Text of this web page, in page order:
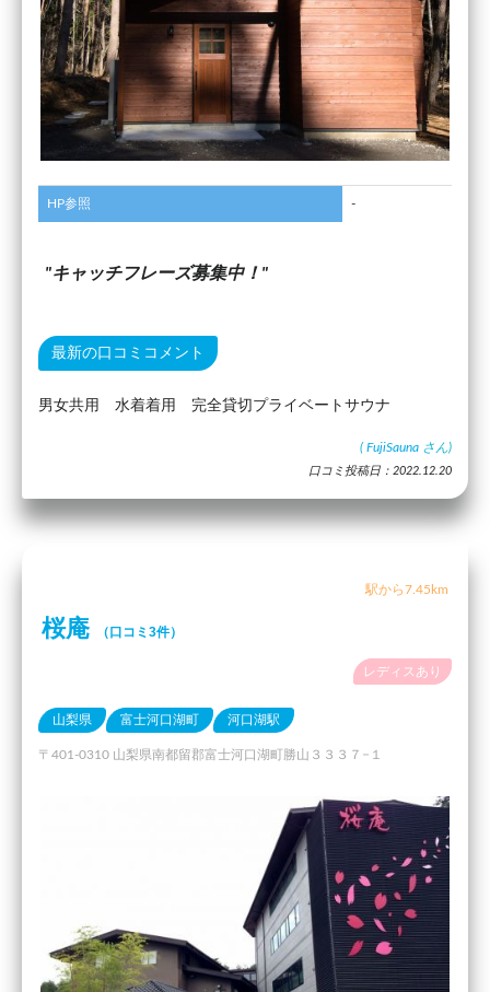
HP参照 -
キャッチフレーズ募集中！
最新の口コミコメント
男女共用 水着着用 完全貸切プライベートサウナ
( FujiSauna さん)
口コミ投稿日：2022.12.20
駅から7.45km
桜庵 （口コミ3件）
レディスあり
山梨県 富士河口湖町 河口湖駅
〒401-0310 山梨県南都留郡富士河口湖町勝山３３３７−１